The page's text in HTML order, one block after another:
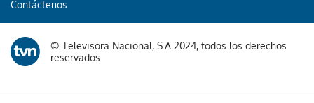
Contáctenos
© Televisora Nacional, S.A 2024, todos los derechos
reservados